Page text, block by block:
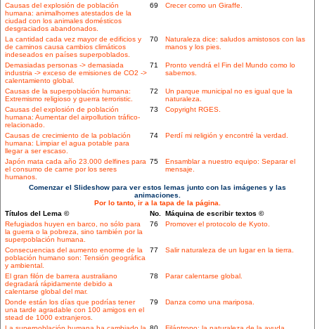
Causas del explosión de población
humana: animalhomes atestados de la
ciudad con los animales domésticos
desgraciados abandonados.
69 Crecer como un Giraffe.
La cantidad cada vez mayor de edificios y
de caminos causa cambios climáticos
indeseados en países superpoblados.
70
Naturaleza dice: saludos amistosos con las
manos y los pies.
Demasiadas personas -> demasiada
industria -> exceso de emisiones de CO2 ->
calentamiento global.
71
Pronto vendrá el Fin del Mundo como lo
sabemos.
Causas de la superpoblación humana:
Extremismo religioso y guerra terroristic.
72
Un parque municipal no es igual que la
naturaleza.
Causas del explosión de población
humana: Aumentar del airpollution tráfico-
relacionado.
73 Copyright RGES.
Causas de crecimiento de la población
humana: Limpiar el agua potable para
llegar a ser escaso.
74 Perdí mi religión y encontré la verdad.
Japón mata cada año 23.000 delfines para
el consumo de carne por los seres
humanos.
75
Ensamblar a nuestro equipo: Separar el
mensaje.
Comenzar el Slideshow para ver estos lemas junto con las imágenes y las
animaciones.
Por lo tanto, ir a la tapa de la página.
Títulos del Lema ©
No. Máquina de escribir textos ©
Refugiados huyen en barco, no sólo para
la guerra o la pobreza, sino también por la
superpoblación humana.
76 Promover el protocolo de Kyoto.
Consecuencias del aumento enorme de la
población humano son: Tensión geográfica
y ambiental.
77 Salir naturaleza de un lugar en la tierra.
El gran filón de barrera australiano
degradará rápidamente debido a
calentarse global del mar.
78 Parar calentarse global.
Donde están los días que podrías tener
una tarde agradable con 100 amigos en el
stead de 1000 extranjeros.
79 Danza como una mariposa.